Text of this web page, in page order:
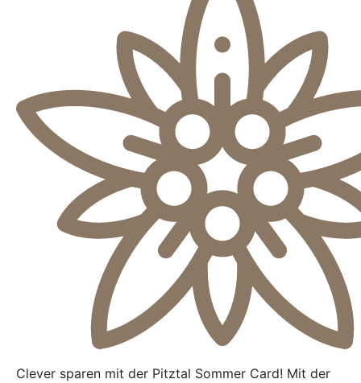
Clever sparen mit der Pitztal Sommer Card! Mit der